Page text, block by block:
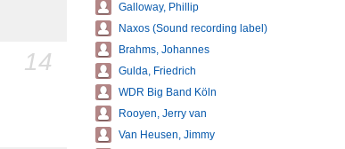
14
Galloway, Phillip
Naxos (Sound recording label)
Brahms, Johannes
Gulda, Friedrich
WDR Big Band Köln
Rooyen, Jerry van
Van Heusen, Jimmy